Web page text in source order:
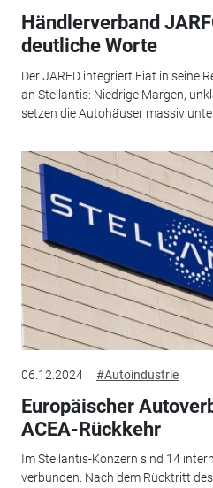
Händlerverband
deutliche Worte
Der JARFD integriert Fiat in seine
an Stellantis: Niedrige Margen,
setzen die Autohäuser massiv
06.12.2024 #Autoindustrie
Europäischer
ACEA-Rückkehr
Im Stellantis-Konzern sind 14
verbunden. Nach dem Rücktritt